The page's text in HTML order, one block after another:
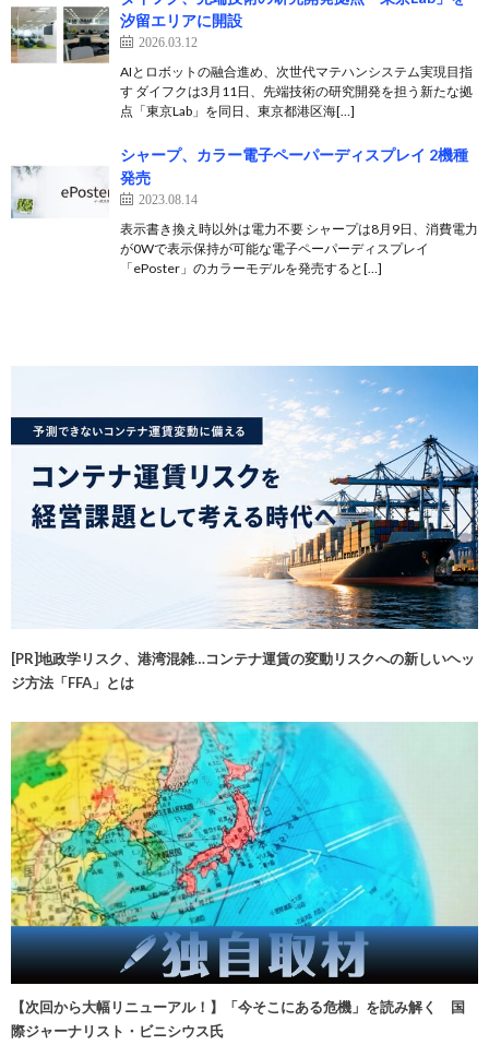
汐留エリアに開設
2026.03.12
AIとロボットの融合進め、次世代マテハンシステム実現目指
す ダイフクは3月11日、先端技術の研究開発を担う新たな拠
点「東京Lab」を同日、東京都港区海[…]
シャープ、カラー電子ペーパーディスプレイ 2機種
発売
2023.08.14
表示書き換え時以外は電力不要 シャープは8月9日、消費電力
が0Wで表示保持が可能な電子ペーパーディスプレイ
「ePoster」のカラーモデルを発売すると[…]
[PR]地政学リスク、港湾混雑…コンテナ運賃の変動リスクへの新しいヘッ
ジ方法「FFA」とは
【次回から大幅リニューアル！】「今そこにある危機」を読み解く 国
際ジャーナリスト・ビニシウス氏